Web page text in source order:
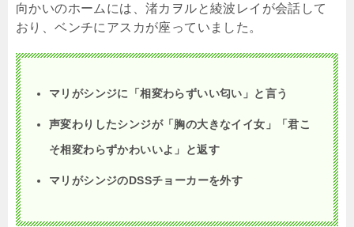
向かいのホームには、渚カヲルと綾波レイが会話して
おり、ベンチにアスカが座っていました。
マリがシンジに「相変わらずいい匂い」と言う
声変わりしたシンジが「胸の大きなイイ女」「君こ
そ相変わらずかわいいよ」と返す
マリがシンジのDSSチョーカーを外す